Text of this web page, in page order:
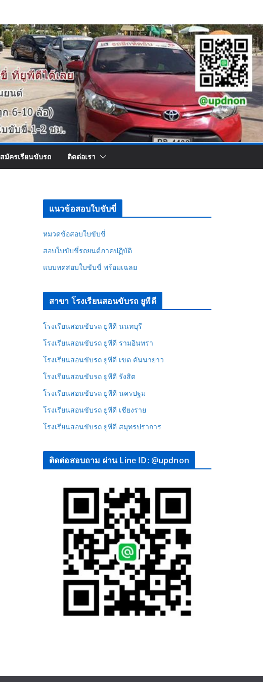
สมัครเรียนขับรถ ติดต่อเรา
แนวข้อสอบใบขับขี่
หมวดข้อสอบใบขับขี่
สอบใบขับขี่รถยนต์ภาคปฏิบัติ
แบบทดสอบใบขับขี่ พร้อมเฉลย
สาขา โรงเรียนสอนขับรถ ยูพีดี
โรงเรียนสอนขับรถ ยูพีดี นนทบุรี
โรงเรียนสอนขับรถ ยูพีดี รามอินทรา
โรงเรียนสอนขับรถ ยูพีดี เขต คันนายาว
โรงเรียนสอนขับรถ ยูพีดี รังสิต
โรงเรียนสอนขับรถ ยูพีดี นครปฐม
โรงเรียนสอนขับรถ ยูพีดี เชียงราย
โรงเรียนสอนขับรถ ยูพีดี สมุทรปราการ
ติดต่อสอบถาม ผ่าน Line ID: @updnon